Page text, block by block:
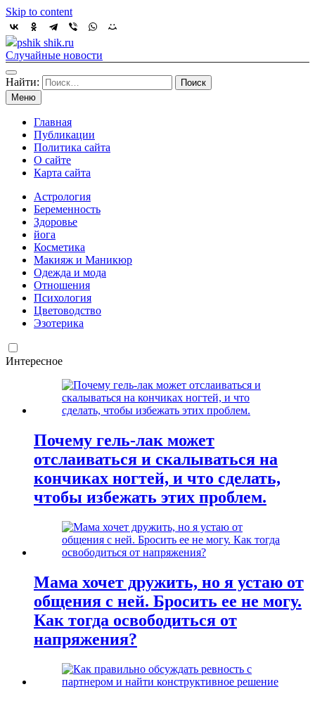
Skip to content
pshik shik.ru
Случайные новости
Найти:
Меню
Главная
Публикации
Политика сайта
О сайте
Карта сайта
Астрология
Беременность
Здоровье
йога
Косметика
Макияж и Маникюр
Одежда и мода
Отношения
Психология
Цветоводство
Эзотерика
Интересное
Почему гель-лак может
отслаиваться и скалываться на
кончиках ногтей, и что сделать,
чтобы избежать этих проблем.
Мама хочет дружить, но я устаю от
общения с ней. Бросить ее не могу.
Как тогда освободиться от
напряжения?